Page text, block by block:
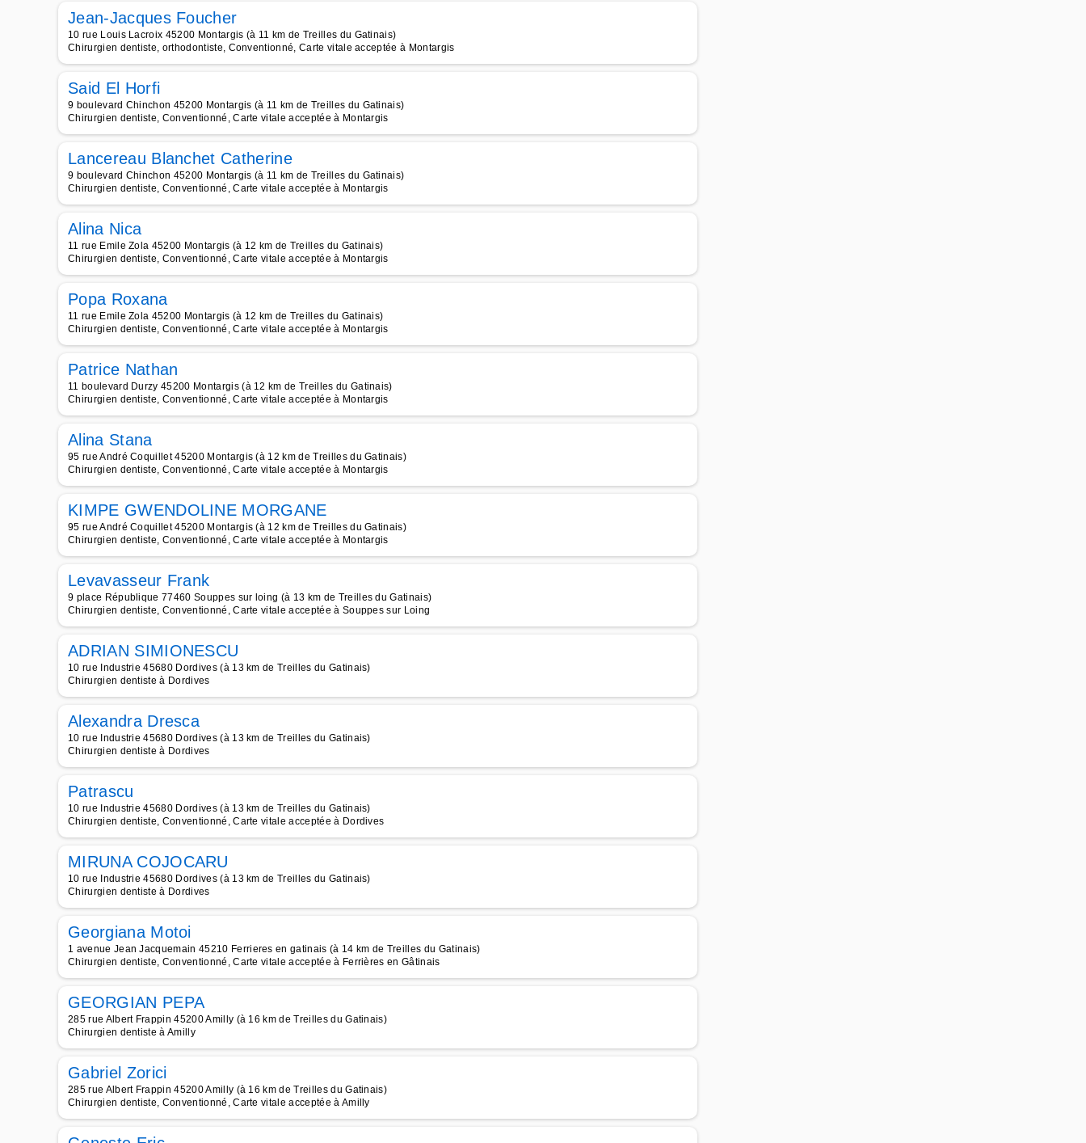
Jean-Jacques Foucher
10 rue Louis Lacroix 45200 Montargis (à 11 km de Treilles du Gatinais)
Chirurgien dentiste, orthodontiste, Conventionné, Carte vitale acceptée à Montargis
Said El Horfi
9 boulevard Chinchon 45200 Montargis (à 11 km de Treilles du Gatinais)
Chirurgien dentiste, Conventionné, Carte vitale acceptée à Montargis
Lancereau Blanchet Catherine
9 boulevard Chinchon 45200 Montargis (à 11 km de Treilles du Gatinais)
Chirurgien dentiste, Conventionné, Carte vitale acceptée à Montargis
Alina Nica
11 rue Emile Zola 45200 Montargis (à 12 km de Treilles du Gatinais)
Chirurgien dentiste, Conventionné, Carte vitale acceptée à Montargis
Popa Roxana
11 rue Emile Zola 45200 Montargis (à 12 km de Treilles du Gatinais)
Chirurgien dentiste, Conventionné, Carte vitale acceptée à Montargis
Patrice Nathan
11 boulevard Durzy 45200 Montargis (à 12 km de Treilles du Gatinais)
Chirurgien dentiste, Conventionné, Carte vitale acceptée à Montargis
Alina Stana
95 rue André Coquillet 45200 Montargis (à 12 km de Treilles du Gatinais)
Chirurgien dentiste, Conventionné, Carte vitale acceptée à Montargis
KIMPE GWENDOLINE MORGANE
95 rue André Coquillet 45200 Montargis (à 12 km de Treilles du Gatinais)
Chirurgien dentiste, Conventionné, Carte vitale acceptée à Montargis
Levavasseur Frank
9 place République 77460 Souppes sur loing (à 13 km de Treilles du Gatinais)
Chirurgien dentiste, Conventionné, Carte vitale acceptée à Souppes sur Loing
ADRIAN SIMIONESCU
10 rue Industrie 45680 Dordives (à 13 km de Treilles du Gatinais)
Chirurgien dentiste à Dordives
Alexandra Dresca
10 rue Industrie 45680 Dordives (à 13 km de Treilles du Gatinais)
Chirurgien dentiste à Dordives
Patrascu
10 rue Industrie 45680 Dordives (à 13 km de Treilles du Gatinais)
Chirurgien dentiste, Conventionné, Carte vitale acceptée à Dordives
MIRUNA COJOCARU
10 rue Industrie 45680 Dordives (à 13 km de Treilles du Gatinais)
Chirurgien dentiste à Dordives
Georgiana Motoi
1 avenue Jean Jacquemain 45210 Ferrieres en gatinais (à 14 km de Treilles du Gatinais)
Chirurgien dentiste, Conventionné, Carte vitale acceptée à Ferrières en Gâtinais
GEORGIAN PEPA
285 rue Albert Frappin 45200 Amilly (à 16 km de Treilles du Gatinais)
Chirurgien dentiste à Amilly
Gabriel Zorici
285 rue Albert Frappin 45200 Amilly (à 16 km de Treilles du Gatinais)
Chirurgien dentiste, Conventionné, Carte vitale acceptée à Amilly